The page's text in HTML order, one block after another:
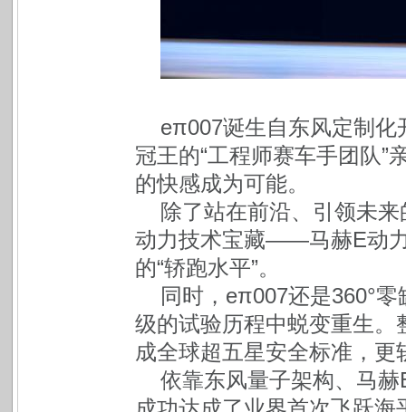
eπ007诞生自东风定制化
冠王的“工程师赛车手团队”
的快感成为可能。
除了站在前沿、引领未
动力技术宝藏——马赫E动
的“轿跑水平”。
同时，eπ007还是360°
级的试验历程中蜕变重生。
成全球超五星安全标准，更
依靠东风量子架构、马